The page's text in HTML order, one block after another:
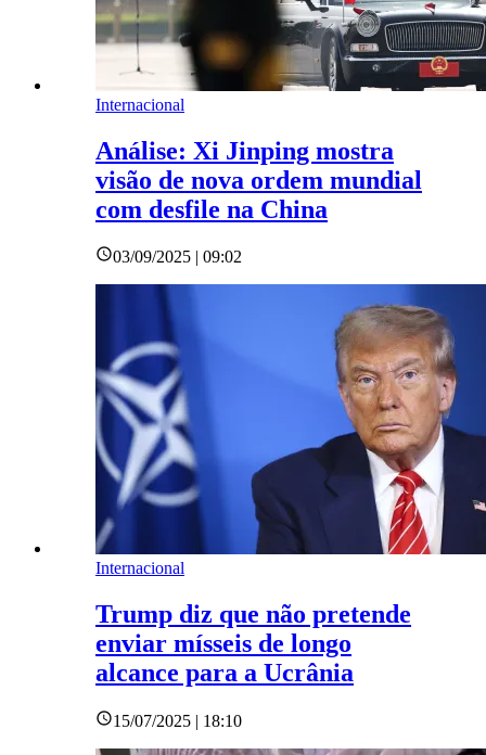
Internacional
Análise: Xi Jinping mostra
visão de nova ordem mundial
com desfile na China
03/09/2025 | 09:02
Internacional
Trump diz que não pretende
enviar mísseis de longo
alcance para a Ucrânia
15/07/2025 | 18:10